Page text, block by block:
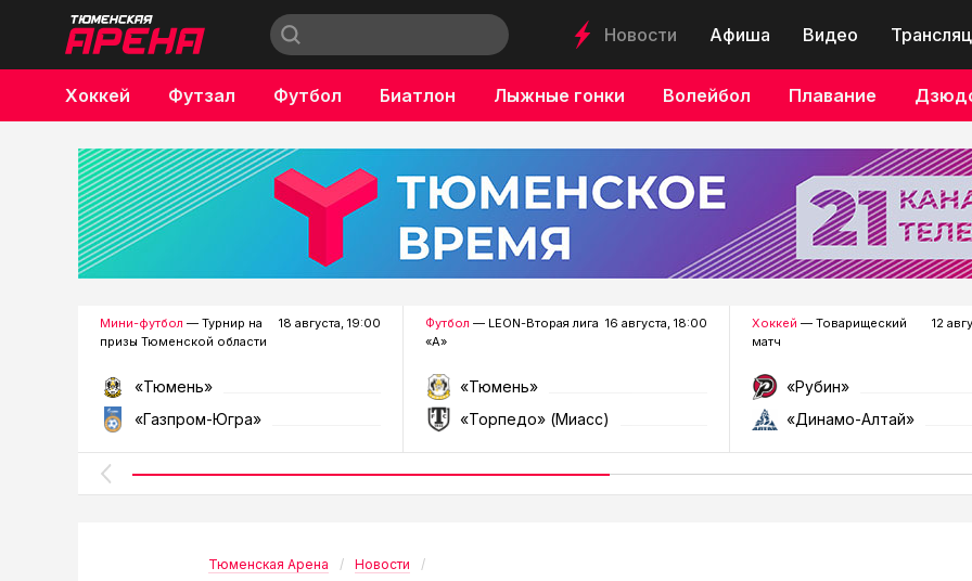
Новости Афиша Видео
Хоккей Футзал Футбол Биатлон Лыжные гонки Волейбол Плавание
Бокс
Мини-футбол — Турнир на
призы Тюменской области
18 августа, 19:00
«Тюмень»
«Газпром-Югра»
Футбол — LEON-Вторая лига
«А»
16 августа, 18:00
«Тюмень»
«Торпедо» (Миасс)
Хоккей — Товарищеский
матч
12
«Рубин»
«Динамо-Алтай»
Тюменская Арена Новости